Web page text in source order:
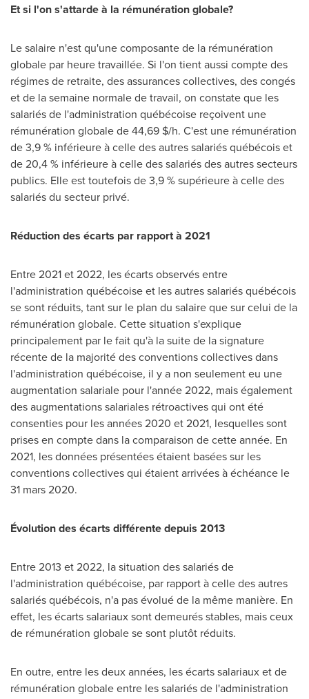
Et si l'on s'attarde à la rémunération globale?
Le salaire n'est qu'une composante de la rémunération
globale par heure travaillée. Si l'on tient aussi compte des
régimes de retraite, des assurances collectives, des congés
et de la semaine normale de travail, on constate que les
salariés de l'administration québécoise reçoivent une
rémunération globale de 44,69 $/h. C'est une rémunération
de 3,9 % inférieure à celle des autres salariés québécois et
de 20,4 % inférieure à celle des salariés des autres secteurs
publics. Elle est toutefois de 3,9 % supérieure à celle des
salariés du secteur privé.
Réduction des écarts par rapport à 2021
Entre2021 et2022, les écarts observés entre
l'administration québécoise et les autres salariés québécois
se sont réduits, tant sur le plan du salaire que sur celui de la
rémunération globale. Cette situation s'explique
principalement par le fait qu'à la suite de la signature
récente de la majorité des conventions collectives dans
l'administration québécoise, il y a non seulement eu une
augmentation salariale pour l'année 2022, mais également
des augmentations salariales rétroactives qui ont été
consenties pour les années2020 et2021, lesquelles sont
prises en compte dans la comparaison de cette année. En
2021, les données présentées étaient basées sur les
conventions collectives qui étaient arrivées à échéance le
31 mars 2020.
Évolution des écarts différente depuis 2013
Entre2013 et2022, la situation des salariés de
l'administration québécoise, par rapport à celle des autres
salariés québécois, n'a pas évolué de la même manière. En
effet, les écarts salariaux sont demeurés stables, mais ceux
de rémunération globale se sont plutôt réduits.
En outre, entre les deux années, les écarts salariaux et de
rémunération globale entre les salariés de l'administration